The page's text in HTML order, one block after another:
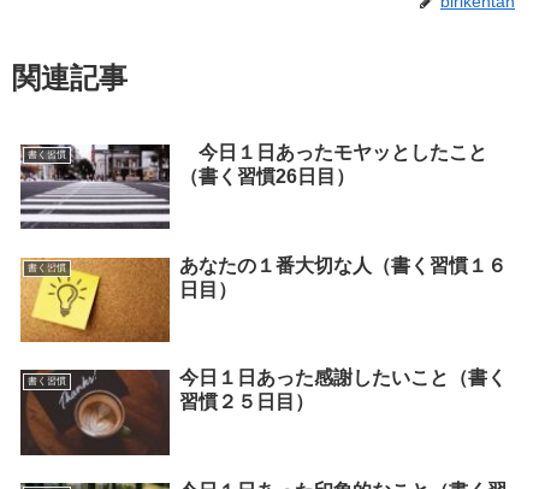
関連記事
書く習慣
今日１日あったモヤッとしたこと
（書く習慣26日目）
書く習慣
あなたの１番大切な人（書く習慣１６
日目）
書く習慣
今日１日あった感謝したいこと（書く
習慣２５日目）